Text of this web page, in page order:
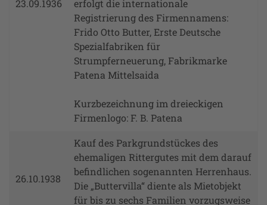
23.09.1936
erfolgt die internationale
Registrierung des Firmennamens:
Frido Otto Butter, Erste Deutsche
Spezialfabriken für
Strumpferneuerung, Fabrikmarke
Patena Mittelsaida
Kurzbezeichnung im dreieckigen
Firmenlogo: F. B. Patena
26.10.1938
Kauf des Parkgrundstückes des
ehemaligen Rittergutes mit dem darauf
befindlichen sogenannten Herrenhaus.
Die „Buttervilla“ diente als Mietobjekt
für bis zu sechs Familien vorzugsweise